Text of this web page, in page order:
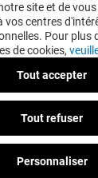
site et de
vos centres
Pour
de cookies,
Tout accepter
Tout refuser
Personnaliser